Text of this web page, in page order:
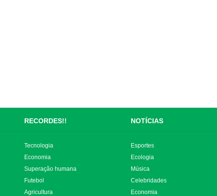
RECORDES!! NOTÍCIAS
Tecnologia
Economia
Superação humana
Futebol
Agricultura
Esportes
Ecologia
Música
Celebridades
Economia